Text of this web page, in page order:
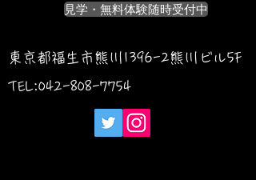
見学・無料体験随時受付中
東京都福生市熊川1396-2熊川ビル5F
TEL:042-808-7754